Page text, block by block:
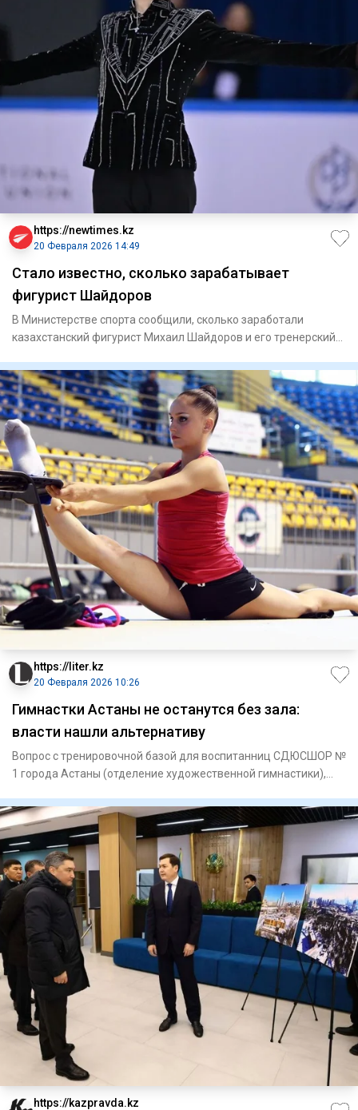
https://newtimes.kz
20 Февраля 2026 14:49
Стало известно, сколько зарабатывает
фигурист Шайдоров
В Министерстве спорта сообщили, сколько заработали
казахстанский фигурист Михаил Шайдоров и его тренерский
https://liter.kz
20 Февраля 2026 10:26
Гимнастки Астаны не останутся без зала:
власти нашли альтернативу
Вопрос с тренировочной базой для воспитанниц СДЮСШОР №
1 города Астаны (отделение художественной гимнастики),
https://kazpravda.kz